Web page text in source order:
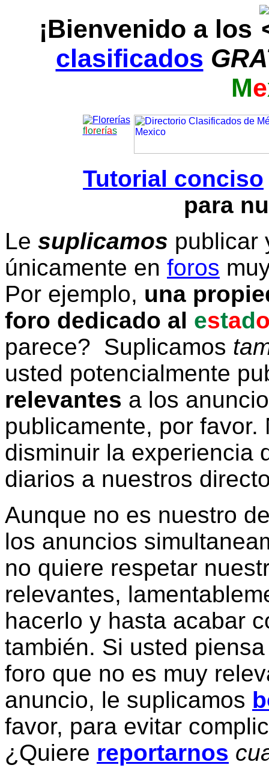
¡Bienvenido a los
clasificados
Me
florerías
Tutorial conciso
para
Le suplicamos publicar
únicamente en foros
Por ejemplo, una
foro dedicado al estad
parece? Suplicamos
usted potencialmente
relevantes a los
publicamente, por
disminuir la experiencia
diarios a nuestros
Aunque no es nuestro
los anuncios
no quiere respetar
relevantes,
hacerlo y hasta acabar
también. Si usted
foro que no es muy
anuncio, le suplicamos
favor, para evitar
¿Quiere reportarnos